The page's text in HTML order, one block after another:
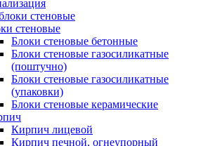
стеновые
стеновые
Блоки стеновые бетонные
Блоки стеновые газосиликатные
(поштучно)
Блоки стеновые газосиликатные
(упаковки)
Блоки стеновые керамические
Кирпич лицевой
Кирпич печной, огнеупорный